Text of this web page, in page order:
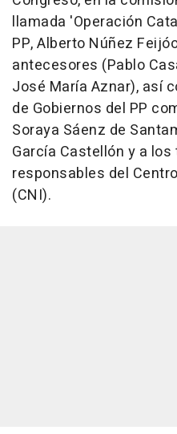
llamada 'Operación
PP, Alberto Núñez
antecesores (Pablo
José María Aznar), así
de Gobiernos del PP
Soraya Sáenz de
García Castellón y a
responsables del
(CNI).